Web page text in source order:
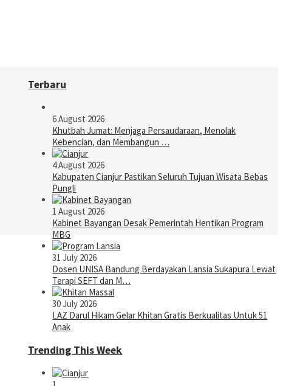
Terbaru
6 August 2026
Khutbah Jumat: Menjaga Persaudaraan, Menolak
Kebencian, dan Membangun …
4 August 2026
Kabupaten Cianjur Pastikan Seluruh Tujuan Wisata Bebas
Pungli
1 August 2026
Kabinet Bayangan Desak Pemerintah Hentikan Program
MBG
31 July 2026
Dosen UNISA Bandung Berdayakan Lansia Sukapura Lewat
Terapi SEFT dan M…
30 July 2026
LAZ Darul Hikam Gelar Khitan Gratis Berkualitas Untuk 51
Anak
Trending This Week